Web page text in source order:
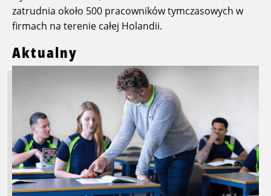
zatrudnia około 500 pracowników tymczasowych w
firmach na terenie całej Holandii.
Aktualny
Praca
transporcie
i
logistyce
bez